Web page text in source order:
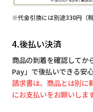
※代金引換には別途330円（
4.後払い決済
商品の到着を確認してか
Pay」で後払いできる安
請求書は、商品とは別に
にお支払いをお願いします